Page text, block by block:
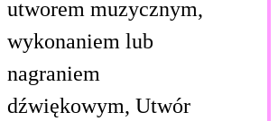
utworem muzycznym,
wykonaniem lub
nagraniem
dźwiękowym, Utwór